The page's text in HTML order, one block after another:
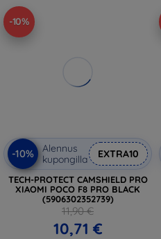
-10%
-10%
Alennus
kupongilla
EXTRA10
TECH-PROTECT CAMSHIELD PRO
XIAOMI POCO F8 PRO BLACK
(5906302352739)
11,90 €
10,71 €